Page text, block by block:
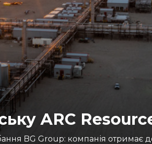
ARC
BG Group: компанія отримає